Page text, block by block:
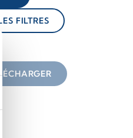
FILTRES